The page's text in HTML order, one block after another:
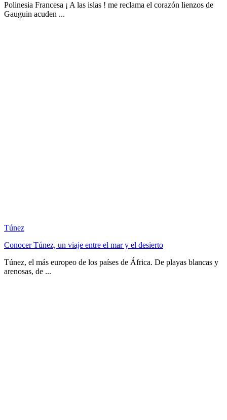
Polinesia Francesa ¡ A las islas ! me reclama el corazón lienzos de
Gauguin acuden ...
Túnez
Conocer Túnez, un viaje entre el mar y el desierto
Túnez, el más europeo de los países de África. De playas blancas y
arenosas, de ...